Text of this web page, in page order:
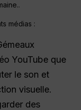
.
médias :
YouTube que
le son et
visuelle.
des